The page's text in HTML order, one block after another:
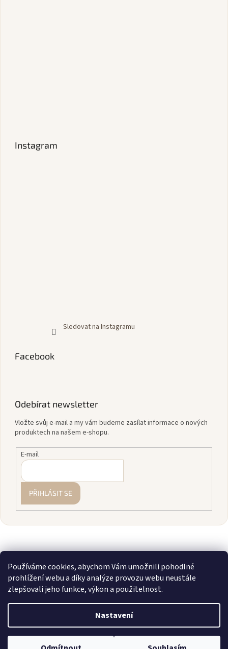
Používáme cookies, abychom Vám umožnili pohodlné
prohlížení webu a díky analýze provozu webu neustále
zlepšovali jeho funkce, výkon a použitelnost.
Nastavení
💎 Staňte se členkou našeho VIP klubu! Registrujte se, sčítáme vám
Instagram
Sledovat na Instagramu
Facebook
Odebírat newsletter
Vložte svůj e-mail a my vám budeme zasílat informace o nových
produktech na našem e-shopu.
E-mail
PŘIHLÁSIT SE
Vytvořil Shoptet
Copyright 2026zavodnice.cz. Všechna práva vyhrazena.Upravit